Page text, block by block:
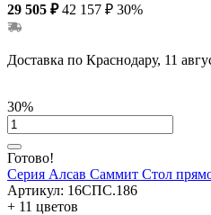
29 505 ₽ 42 157 ₽ 30%
Доставка по Краснодару, 11
30%
Готово!
Серия Алсав Саммит Стол
Артикул: 16СПС.186
+ 11 цветов